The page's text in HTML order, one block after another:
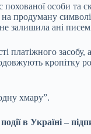
особи та
продуману
залишила ані
платіжного
кропітку
хмару”.
в Україні –